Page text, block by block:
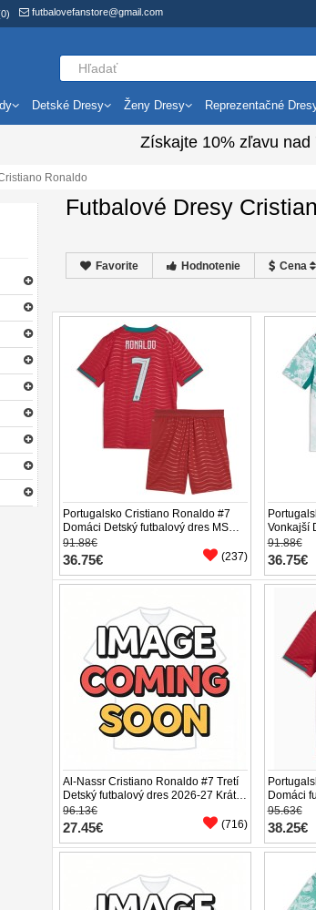
futbalovefanstore@gmail.com
Detské Dresy Ženy Dresy Reprezentačné
Získajte 10%zľavu nad
Ronaldo
Futbalové Dresy
Favorite Hodnotenie Cena
Portugalsko Cristiano Ronaldo #7
Domáci Detský futbalový dres MS
2026 Krátky Rukáv (+ trenírky)
91.88€
36.75€ (237)
Vonkajší
2026
91.88€
36.75€
Al-Nassr Cristiano Ronaldo #7 Tretí
Detský futbalový dres 2026-27 Krátky
Rukáv (+ trenírky)
96.13€
27.45€ (716)
Domáci
Krátky
95.63€
38.25€